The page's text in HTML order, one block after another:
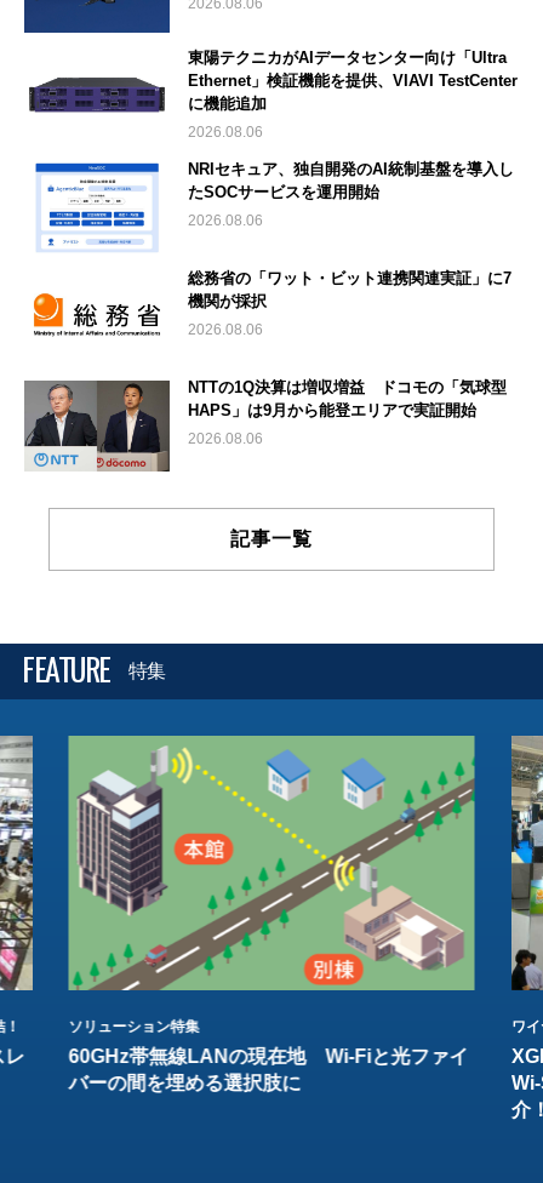
2026.08.06
東陽テクニカがAIデータセンター向け「Ultra
Ethernet」検証機能を提供、VIAVI TestCenter
に機能追加
2026.08.06
NRIセキュア、独自開発のAI統制基盤を導入し
たSOCサービスを運用開始
2026.08.06
総務省の「ワット・ビット連携関連実証」に7
機関が採択
2026.08.06
NTTの1Q決算は増収増益 ドコモの「気球型
HAPS」は9月から能登エリアで実証開始
2026.08.06
記事一覧
FEATURE 特集
レ
ソリューション特集
60GHz帯無線LANの現在地 Wi-Fiと光ファイ
バーの間を埋める選択肢に
ワ
介